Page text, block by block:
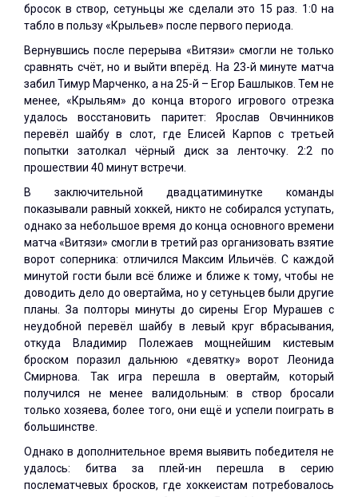
бросок в створ, сетуньцы же сделали это 15 раз. 1:0 на
табло в пользу «Крыльев» после первого периода.
Вернувшись после перерыва «Витязи» смогли не только
сравнять счёт, но и выйти вперёд. На 23-й минуте матча
забил Тимур Марченко, а на 25-й – Егор Башлыков. Тем не
менее, «Крыльям» до конца второго игрового отрезка
удалось восстановить паритет: Ярослав Овчинников
перевёл шайбу в слот, где Елисей Карпов с третьей
попытки затолкал чёрный диск за ленточку. 2:2 по
прошествии 40 минут встречи.
В заключительной двадцатиминутке команды
показывали равный хоккей, никто не собирался уступать,
однако за небольшое время до конца основного времени
матча «Витязи» смогли в третий раз организовать взятие
ворот соперника: отличился Максим Ильичёв. С каждой
минутой гости были всё ближе и ближе к тому, чтобы не
доводить дело до овертайма, но у сетуньцев были другие
планы. За полторы минуты до сирены Егор Мурашев с
неудобной перевёл шайбу в левый круг вбрасывания,
откуда Владимир Полежаев мощнейшим кистевым
броском поразил дальнюю «девятку» ворот Леонида
Смирнова. Так игра перешла в овертайм, который
получился не менее валидольным: в створ бросали
только хозяева, более того, они ещё и успели поиграть в
большинстве.
Однако в дополнительное время выявить победителя не
удалось: битва за плей-ин перешла в серию
послематчевых бросков, где хоккеистам потребовалось